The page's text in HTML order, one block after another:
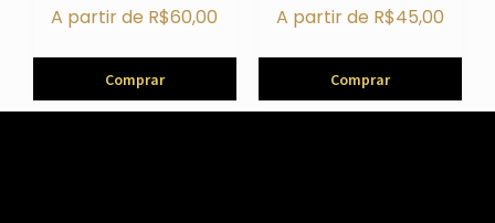
A partir de R$60,00
Comprar
A partir de R$45,00
Comprar